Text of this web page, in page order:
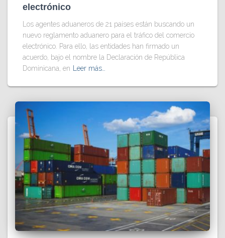
electrónico
Los agentes aduaneros de 21 países están buscando un
nuevo reglamento aduanero para el tráfico del comercio
electrónico. Para ello, las entidades han firmado un
acuerdo, bajo el nombre la Declaración de República
Dominicana, en
Leer más…